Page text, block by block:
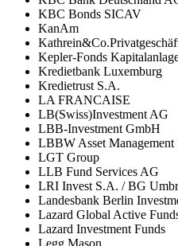
KBC Bonds SICAV
KanAm
Kepler-Fonds
Kredietbank Luxemburg
Kredietrust S.A.
LA FRANCAISE
LB(Swiss)Investment AG
LBB-Investment GmbH
LBBW Asset Management
LGT Group
LLB Fund Services AG
LRI Invest S.A. / BG
Landesbank Berlin
Lazard Global Active
Lazard Investment Funds
Legg Mason